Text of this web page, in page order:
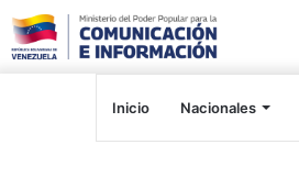
Inicio Nacionales